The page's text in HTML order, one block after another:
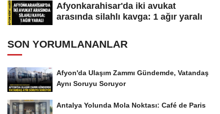
Afyonkarahisar'da iki avukat
arasında silahlı kavga: 1 ağır yaralı
SON YORUMLANANLAR
Afyon'da Ulaşım Zammı Gündemde, Vatandaş
Aynı Soruyu Soruyor
Antalya Yolunda Mola Noktası: Café de Paris